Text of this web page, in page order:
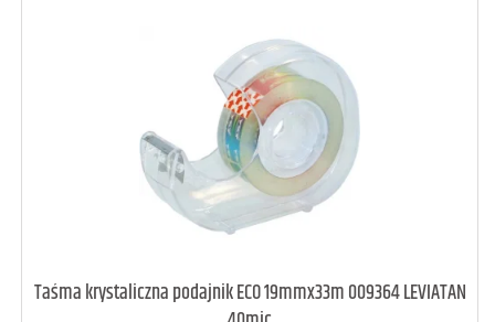
Taśma krystaliczna podajnik ECO 19mmx33m 009364 LEVIATAN